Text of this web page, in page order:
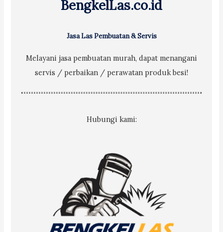
BengkelLas.co.id
Jasa Las Pembuatan & Servis
Melayani jasa pembuatan murah, dapat menangani
servis / perbaikan / perawatan produk besi!
Hubungi kami: